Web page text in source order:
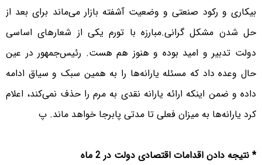
بیکاری و رکود صنعتی و وضعیت آشفته بازار می‌ماند برای بعد از
حل شدن مشکل گرانی.مبارزه با تورم یکی از شعارهای اساسی
دولت تدبیر و امید بوده و هنوز هم هست. رئیس‌جمهور در عین
حال وعده داد که مسئله یارانه‌ها را به همین سبک و سیاق ادامه
داده و ضمن اینکه ارائه یارانه نقدی به مرم را حذف نمی‌کند، اعلام
کرد یارانه‌ها به میزان فعلی تا مدتی پابرجا خواهد ماند. پ
* نتیجه دادن اقدامات اقتصادی دولت در 2 ماه